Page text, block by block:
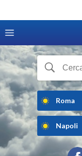
Roma
Napoli